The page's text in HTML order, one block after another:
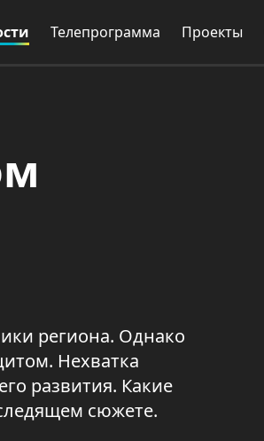
Телепрограмма Проекты
региона. Однако
Нехватка
развития. Какие
сюжете.